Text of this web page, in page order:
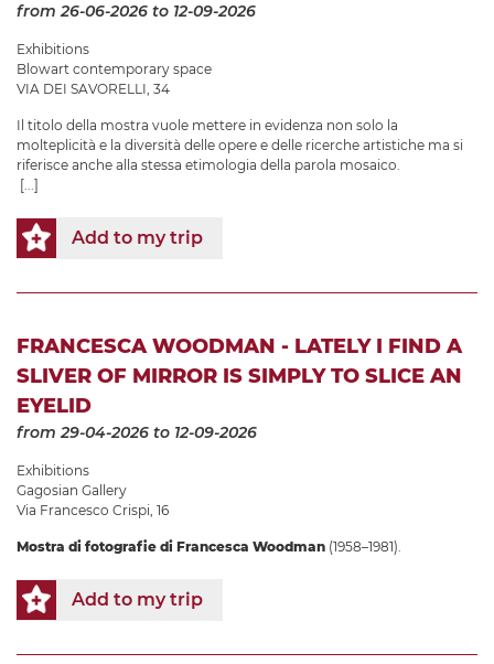
from 26-06-2026 to 12-09-2026
Exhibitions
Blowart contemporary space
VIA DEI SAVORELLI, 34
Il titolo della mostra vuole mettere in evidenza non solo la
molteplicità e la diversità delle opere e delle ricerche artistiche ma si
riferisce anche alla stessa etimologia della parola mosaico.
[...]
Add to my trip
FRANCESCA WOODMAN - LATELY I FIND A
SLIVER OF MIRROR IS SIMPLY TO SLICE AN
EYELID
from 29-04-2026 to 12-09-2026
Exhibitions
Gagosian Gallery
Via Francesco Crispi, 16
Mostra di fotografie di Francesca Woodman (1958–1981).
Add to my trip